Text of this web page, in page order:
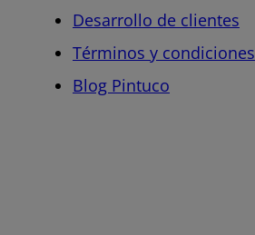
Desarrollo de clientes
Términos y condiciones
Blog Pintuco